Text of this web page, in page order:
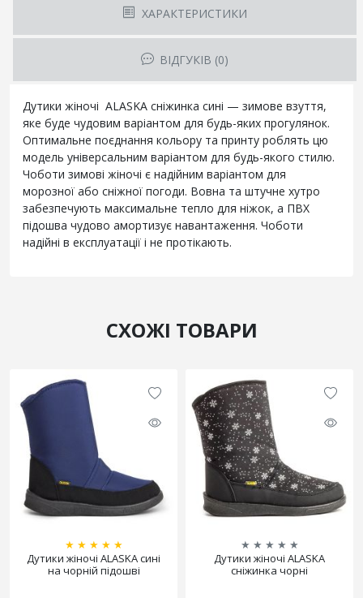
ХАРАКТЕРИСТИКИ
ВІДГУКІВ (0)
Дутики жіночі ALASKA сніжинка сині — зимове взуття,
яке буде чудовим варіантом для будь-яких прогулянок.
Оптимальне поєднання кольору та принту роблять цю
модель універсальним варіантом для будь-якого стилю.
Чоботи зимові жіночі є надійним варіантом для
морозної або сніжної погоди. Вовна та штучне хутро
забезпечують максимальне тепло для ніжок, а ПВХ
підошва чудово амортизує навантаження. Чоботи
надійні в експлуатації і не протікають.
СХОЖІ ТОВАРИ
★ ★ ★ ★ ★
Дутики жіночі ALASKA сині
на чорній підошві
★ ★ ★ ★ ★
Дутики жіночі ALASKA
сніжинка чорні